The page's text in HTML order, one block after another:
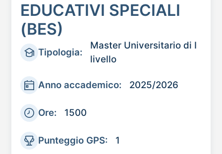
EDUCATIVI SPECIALI
(BES)
Tipologia:
Master Universitario di I
livello
Anno accademico: 2025/2026
Ore: 1500
Punteggio GPS: 1